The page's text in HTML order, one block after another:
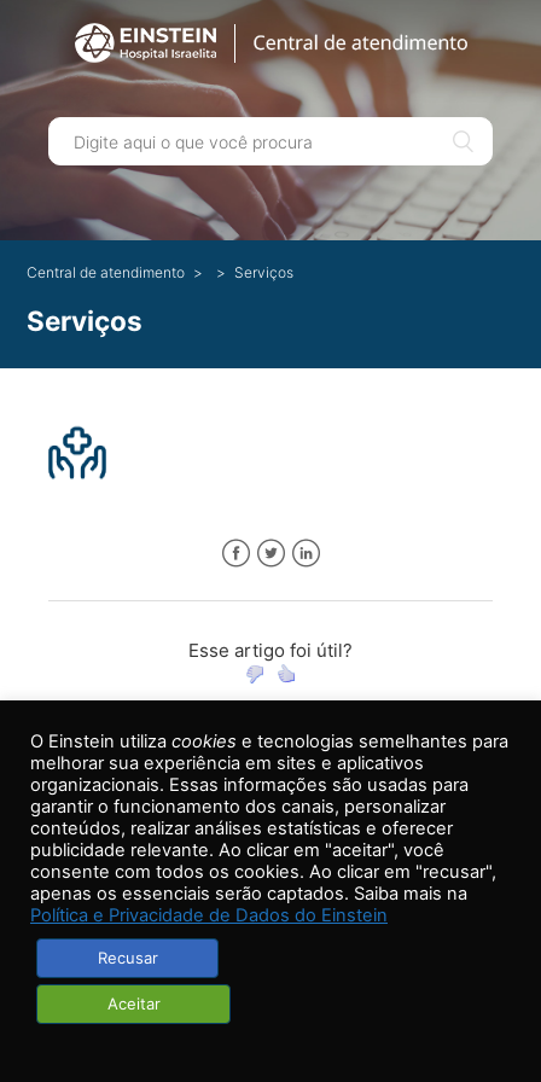
Central de atendimento Serviços
Serviços
Esse artigo foi útil?
Voltar ao topo
Não achou o que procurava? Tire suas dúvidas
direto com nossoCall Center
Copyright © 2018 Hospital Israelita Albert Einstein. Todos os direitos
reservados.
O Einstein utiliza cookies e tecnologias semelhantes para
melhorar sua experiência em sites e aplicativos
organizacionais. Essas informações são usadas para
garantir o funcionamento dos canais, personalizar
conteúdos, realizar análises estatísticas e oferecer
publicidade relevante. Ao clicar em "aceitar", você
consente com todos os cookies. Ao clicar em "recusar",
apenas os essenciais serão captados. Saiba mais na
Política e Privacidade de Dados do Einstein
Recusar
Aceitar